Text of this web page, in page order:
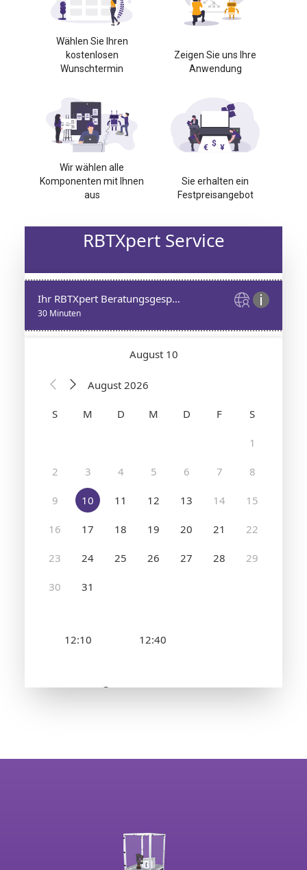
Wählen Sie Ihren
kostenlosen
Wunschtermin
Zeigen Sie uns Ihre
Anwendung
Wir wählen alle
Komponenten mit Ihnen
aus
Sie erhalten ein
Festpreisangebot